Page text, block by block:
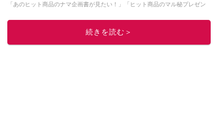
「あのヒット商品のナマ企画書が見たい！」「ヒット商品のマル秘プレゼン
の動画を随時アップロード中！
続きを読む＞